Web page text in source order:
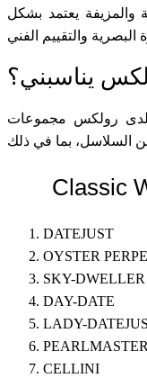
والمزيفة يعتمد بشكل
يناسبني؟
لدى رولكس مجموعات
Classic
DATEJUST
OYSTER
SKY-DWELLER
DAY-DATE
LADY-
PEARLMASTER
CELLINI